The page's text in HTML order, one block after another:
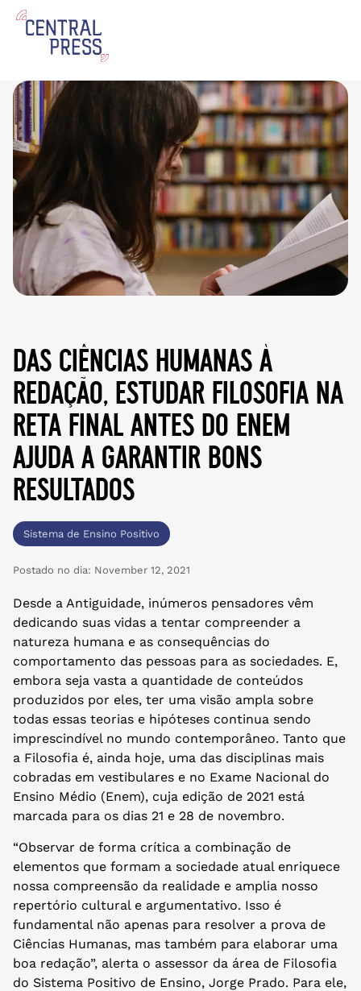
das ciências humanas à
redação, estudar filosofia na
reta final antes do enem
ajuda a garantir bons
resultados
Sistema de Ensino Positivo
Postado no dia: November 12, 2021
Desde a Antiguidade, inúmeros pensadores vêm
dedicando suas vidas a tentar compreender a
natureza humana e as consequências do
comportamento das pessoas para as sociedades. E,
embora seja vasta a quantidade de conteúdos
produzidos por eles, ter uma visão ampla sobre
todas essas teorias e hipóteses continua sendo
imprescindível no mundo contemporâneo. Tanto que
a Filosofia é, ainda hoje, uma das disciplinas mais
cobradas em vestibulares e no Exame Nacional do
Ensino Médio (Enem), cuja edição de 2021 está
marcada para os dias 21 e 28 de novembro.
“Observar de forma crítica a combinação de
elementos que formam a sociedade atual enriquece
nossa compreensão da realidade e amplia nosso
repertório cultural e argumentativo. Isso é
fundamental não apenas para resolver a prova de
Ciências Humanas, mas também para elaborar uma
boa redação”, alerta o assessor da área de Filosofia
do Sistema Positivo de Ensino, Jorge Prado. Para ele,